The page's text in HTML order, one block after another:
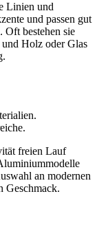
Linien und
und passen gut
Oft bestehen sie
Holz oder Glas
freien Lauf
an modernen
Geschmack.